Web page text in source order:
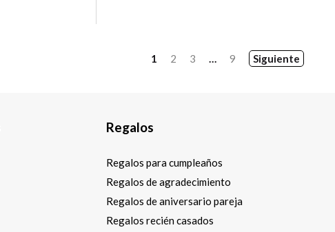
1 2 3 … 9 Siguiente
Regalos
Regalos para cumpleaños
Regalos de agradecimiento
Regalos de aniversario pareja
Regalos recién casados